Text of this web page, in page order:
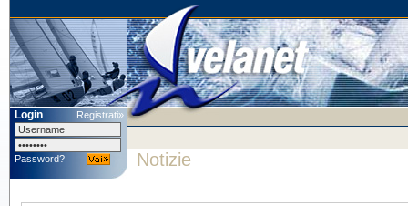
Login Registrati»
Password? Notizie